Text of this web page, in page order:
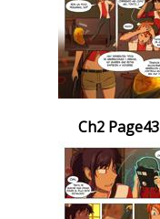
Ch2 Page43